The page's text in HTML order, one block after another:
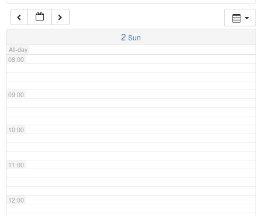
2 Sun
All-day
07:00
08:00
09:00
10:00
11:00
12:00